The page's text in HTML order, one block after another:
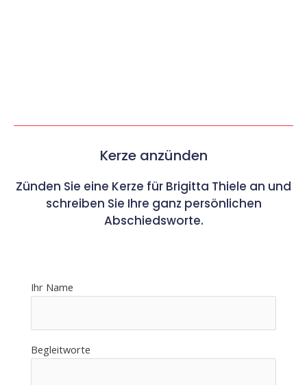
Kerze anzünden
Zünden Sie eine Kerze für Brigitta Thiele an und
schreiben Sie Ihre ganz persönlichen
Abschiedsworte.
Ihr Name
Begleitworte